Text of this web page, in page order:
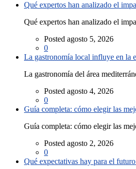
Qué expertos han analizado el
Qué expertos han analizado el
Posted agosto 5, 2026
0
La gastronomía local influye en la
La gastronomía del área
Posted agosto 4, 2026
0
Guía completa: cómo elegir las
Guía completa: cómo elegir las
Posted agosto 2, 2026
0
Qué expectativas hay para el